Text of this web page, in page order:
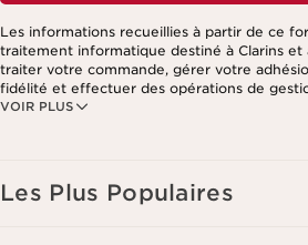
VOIR PLUS
Les informations recueillies à partir de ce
traitement informatique destiné à Clarins et
traiter votre commande, gérer votre
fidélité et effectuer des opérations de
notamment pour vous adresser des offres
Les Plus Populaires